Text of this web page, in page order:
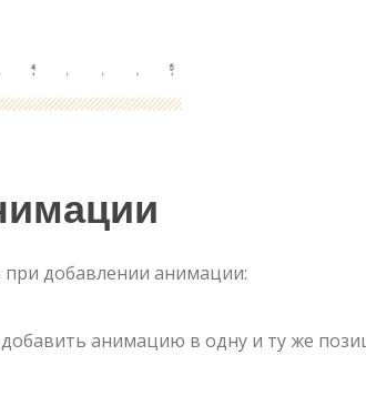
добавлении анимации:
анимацию в одну и ту же